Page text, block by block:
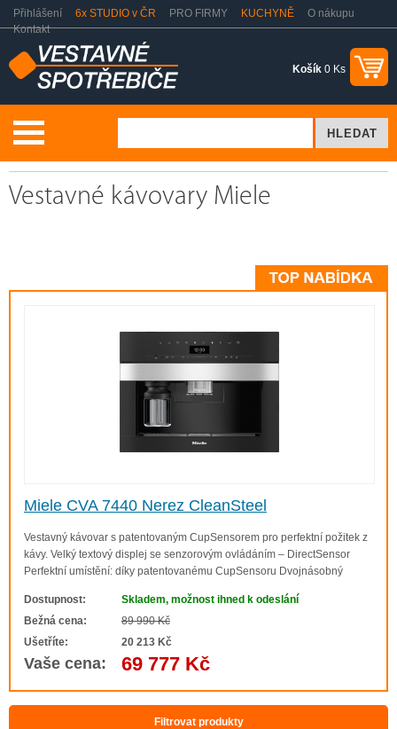
Přihlášení 6x STUDIO v ČR PRO FIRMY KUCHYNĚ
O nákupu
Kontakt
Košík 0 Ks
Vestavné kávovary Miele
Miele CVA 7440 Nerez CleanSteel
Vestavný kávovar s patentovaným CupSensorem pro perfektní požitek z
kávy. Velký textový displej se senzorovým ovládáním – DirectSensor
Perfektní umístění: díky patentovanému CupSensoru Dvojnásobný
káva – AromaticSystemFresh K..
Dostupnost:
Skladem, možnost ihned k odeslání
Bežná cena:
89 990 Kč
Ušetříte:
20 213 Kč
Vaše cena: 69 777 Kč
Filtrovat produkty